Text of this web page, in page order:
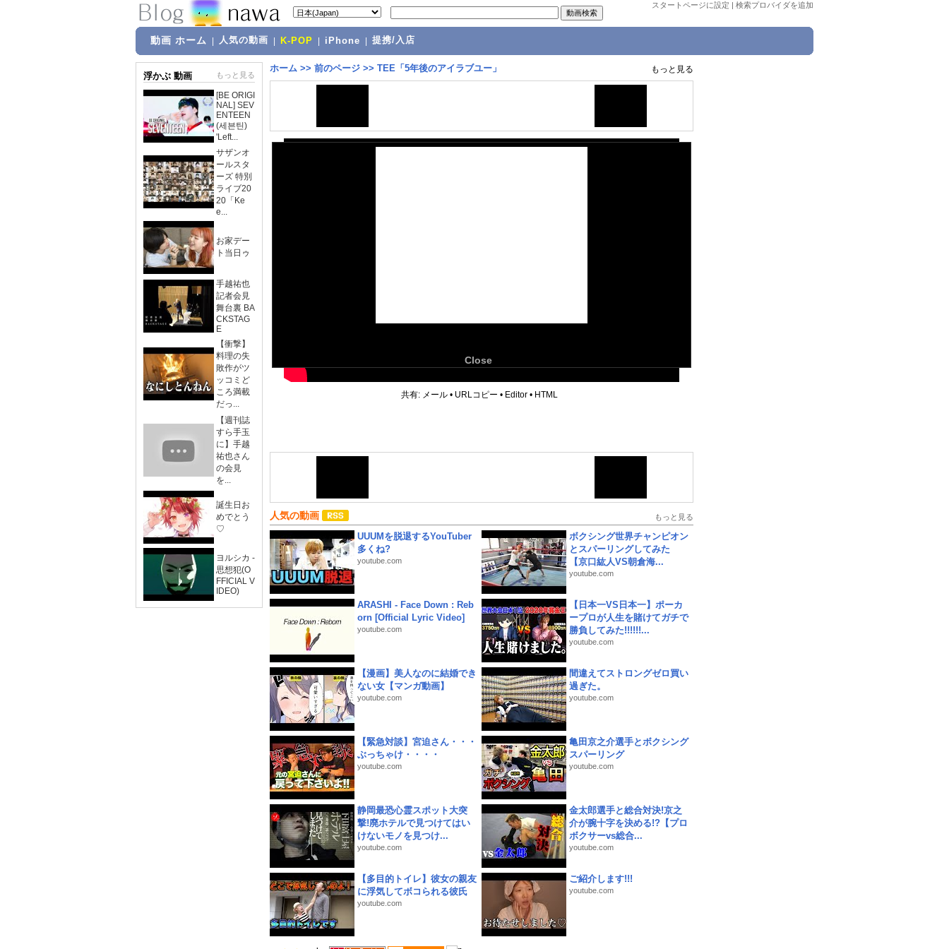
スタートページに設定 | 検索プロバイダを追加
動画 ホーム 人気の動画 K-POP iPhone 提携/入店
浮かぶ 動画 もっと見る
[BE ORIGI
NAL] SEV
ENTEEN
(세븐틴)
'Left...
サザンオ
ールスタ
ーズ 特別
ライブ20
20「Ke
e...
お家デー
ト当日ゥ
手越祐也
記者会見
舞台裏 BA
CKSTAG
E
【衝撃】
料理の失
敗作がツ
ッコミど
ころ満載
だっ...
【週刊誌
すら手玉
に】手越
祐也さん
の会見
を...
誕生日お
めでとう
♡
ヨルシカ -
思想犯(O
FFICIAL V
IDEO)
ホーム >> 前のページ >> TEE「5年後のアイラブユー」 もっと見る
Close
共有: メール • URLコピー • Editor • HTML
人気の動画 もっと見る
UUUMを脱退するYouTuber
多くね?
youtube.com
ボクシング世界チャンピオン
とスパーリングしてみた
【京口紘人VS朝倉海...
youtube.com
ARASHI - Face Down : Reb
orn [Official Lyric Video]
youtube.com
【日本一VS日本一】ポーカ
ープロが人生を賭けてガチで
勝負してみた!!!!!!...
youtube.com
【漫画】美人なのに結婚でき
ない女【マンガ動画】
youtube.com
間違えてストロングゼロ買い
過ぎた。
youtube.com
【緊急対談】宮迫さん・・・
ぶっちゃけ・・・・
youtube.com
亀田京之介選手とボクシング
スパーリング
youtube.com
静岡最恐心霊スポット大突
撃!廃ホテルで見つけてはい
けないモノを見つけ...
youtube.com
金太郎選手と総合対決!京之
介が腕十字を決める!?【プロ
ボクサーvs総合...
youtube.com
【多目的トイレ】彼女の親友
に浮気してボコられる彼氏
youtube.com
ご紹介します!!!
youtube.com